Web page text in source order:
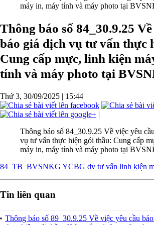
sức
Thông báo số 84_30.9.25
báo giá dịch vụ tư vấn thực
Cung cấp mực, linh kiện
tính và máy photo tại
Thứ 3, 30/09/2025 | 15:44
|
Thông báo số 84_30.9.25 Về việc yêu
vụ tư vấn thực hiện gói thầu: Cung cấp
máy in, máy tính và máy photo tại
84_TB_BVSNKG YCBG dv tư vấn linh kiện
Tin liên quan
Thông báo số 89_30.9.25 Về việc yêu cầu